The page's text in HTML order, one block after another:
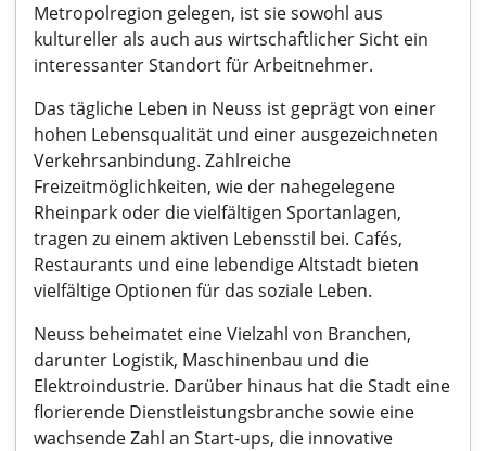
Metropolregion gelegen, ist sie sowohl aus
kultureller als auch aus wirtschaftlicher Sicht ein
interessanter Standort für Arbeitnehmer.
Das tägliche Leben in Neuss ist geprägt von einer
hohen Lebensqualität und einer ausgezeichneten
Verkehrsanbindung. Zahlreiche
Freizeitmöglichkeiten, wie der nahegelegene
Rheinpark oder die vielfältigen Sportanlagen,
tragen zu einem aktiven Lebensstil bei. Cafés,
Restaurants und eine lebendige Altstadt bieten
vielfältige Optionen für das soziale Leben.
Neuss beheimatet eine Vielzahl von Branchen,
darunter Logistik, Maschinenbau und die
Elektroindustrie. Darüber hinaus hat die Stadt eine
florierende Dienstleistungsbranche sowie eine
wachsende Zahl an Start-ups, die innovative